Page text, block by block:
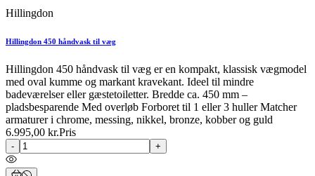
Hillingdon
Hillingdon 450 håndvask til væg
Hillingdon 450 håndvask til væg er en kompakt, klassisk vægmodel
med oval kumme og markant kravekant. Ideel til mindre
badeværelser eller gæstetoiletter. Bredde ca. 450 mm –
pladsbesparende Med overløb Forboret til 1 eller 3 huller Matcher
armaturer i chrome, messing, nikkel, bronze, kobber og guld
6.995,00 kr.Pris
- +